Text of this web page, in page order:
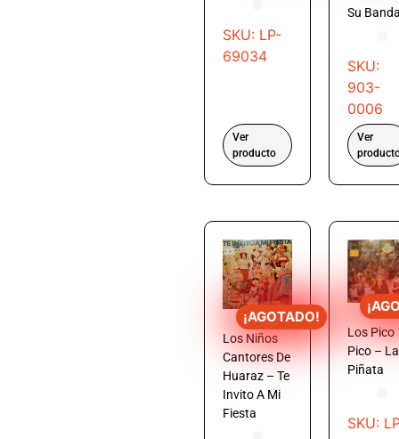
SKU: LP-
69034
Ver
producto
Su
SKU:
903-
0006
Ver
¡AGOTADO!
Los Niños
Cantores De
Huaraz – Te
Invito A Mi
Fiesta
Los Pico
Pico – La
Piñata
SKU: